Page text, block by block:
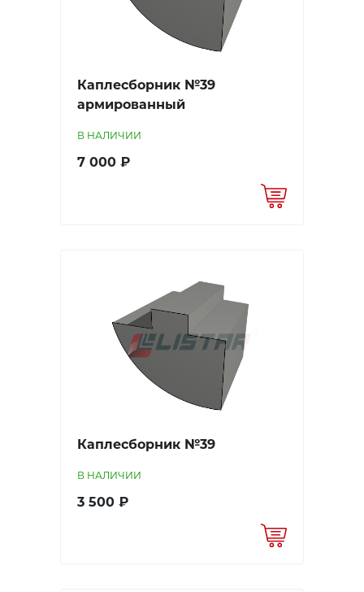
Каплесборник №39
армированный
В НАЛИЧИИ
7 000 ₽
Каплесборник №39
В НАЛИЧИИ
3 500 ₽